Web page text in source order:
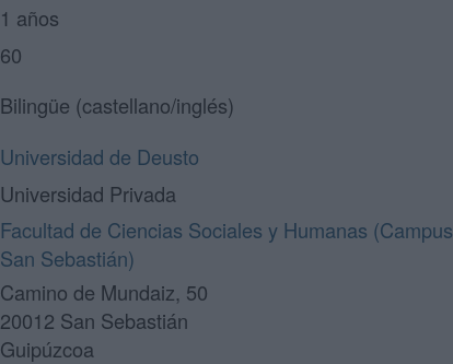
1 años
60
Bilingüe (castellano/inglés)
Universidad de Deusto
Universidad Privada
Facultad de Ciencias Sociales y Humanas (Campus
San Sebastián)
Camino de Mundaiz, 50
20012 San Sebastián
Guipúzcoa